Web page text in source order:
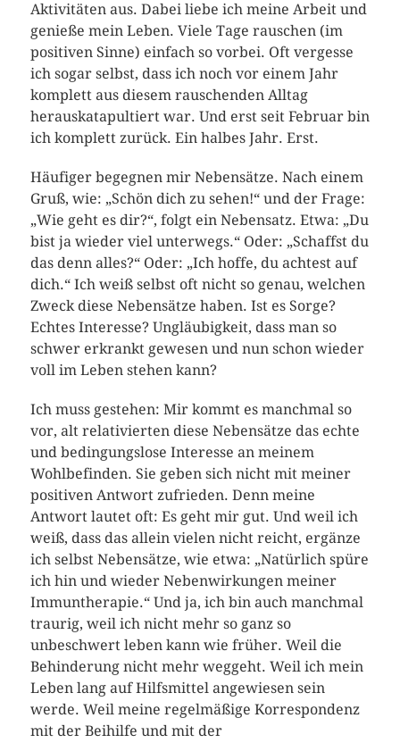
Aktivitäten aus. Dabei liebe ich meine Arbeit und
genieße mein Leben. Viele Tage rauschen (im
positiven Sinne) einfach so vorbei. Oft vergesse
ich sogar selbst, dass ich noch vor einem Jahr
komplett aus diesem rauschenden Alltag
herauskatapultiert war. Und erst seit Februar bin
ich komplett zurück. Ein halbes Jahr. Erst.
Häufiger begegnen mir Nebensätze. Nach einem
Gruß, wie: „Schön dich zu sehen!“ und der Frage:
„Wie geht es dir?“, folgt ein Nebensatz. Etwa: „Du
bist ja wieder viel unterwegs.“ Oder: „Schaffst du
das denn alles?“ Oder: „Ich hoffe, du achtest auf
dich.“ Ich weiß selbst oft nicht so genau, welchen
Zweck diese Nebensätze haben. Ist es Sorge?
Echtes Interesse? Ungläubigkeit, dass man so
schwer erkrankt gewesen und nun schon wieder
voll im Leben stehen kann?
Ich muss gestehen: Mir kommt es manchmal so
vor, alt relativierten diese Nebensätze das echte
und bedingungslose Interesse an meinem
Wohlbefinden. Sie geben sich nicht mit meiner
positiven Antwort zufrieden. Denn meine
Antwort lautet oft: Es geht mir gut. Und weil ich
weiß, dass das allein vielen nicht reicht, ergänze
ich selbst Nebensätze, wie etwa: „Natürlich spüre
ich hin und wieder Nebenwirkungen meiner
Immuntherapie.“ Und ja, ich bin auch manchmal
traurig, weil ich nicht mehr so ganz so
unbeschwert leben kann wie früher. Weil die
Behinderung nicht mehr weggeht. Weil ich mein
Leben lang auf Hilfsmittel angewiesen sein
werde. Weil meine regelmäßige Korrespondenz
mit der Beihilfe und mit der